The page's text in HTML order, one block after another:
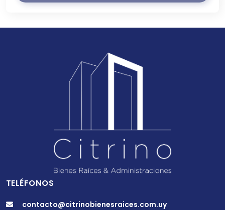
TELÉFONOS
contacto@citrinobienesraices.com.uy